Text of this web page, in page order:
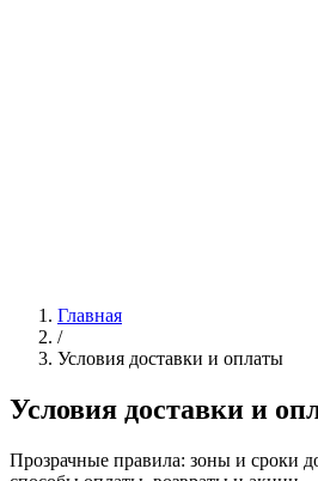
Главная
/
Условия доставки и оплаты
Условия доставки и
Прозрачные правила: зоны и сроки